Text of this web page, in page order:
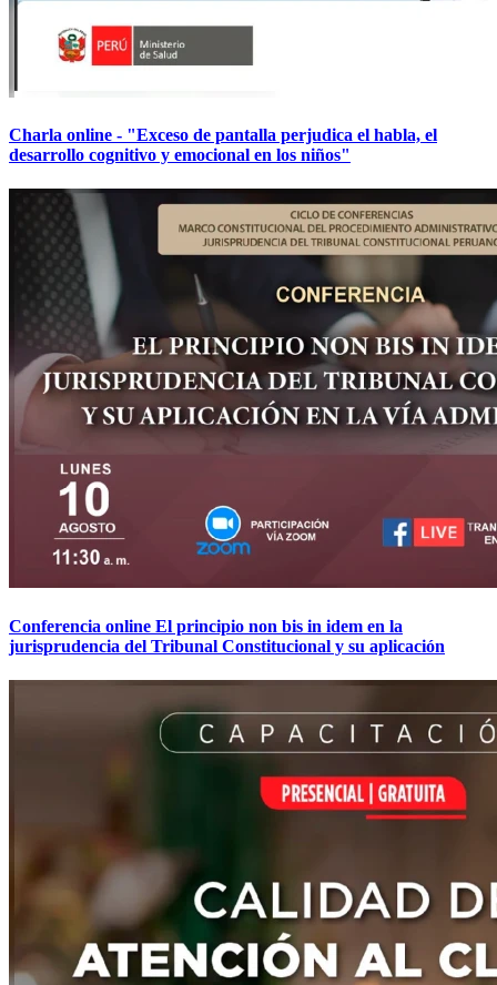
Charla online - "Exceso de pantalla perjudica el habla, el
desarrollo cognitivo y emocional en los niños"
Conferencia online El principio non bis in idem en la
jurisprudencia del Tribunal Constitucional y su aplicación